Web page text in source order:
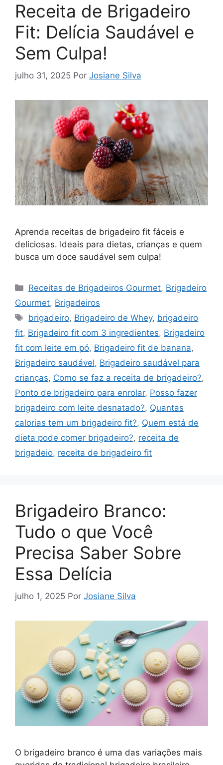
Receita de Brigadeiro
Fit: Delícia Saudável e
Sem Culpa!
julho 31, 2025 Por Josiane Silva
Aprenda receitas de brigadeiro fit fáceis e
deliciosas. Ideais para dietas, crianças e quem
busca um doce saudável sem culpa!
Categorias
Receitas de Brigadeiros Gourmet, Brigadeiro
Gourmet, Brigadeiros
Tags
brigadeiro, Brigadeiro de Whey, brigadeiro
fit, Brigadeiro fit com 3 ingredientes, Brigadeiro
fit com leite em pó, Brigadeiro fit de banana,
Brigadeiro saudável, Brigadeiro saudável para
crianças, Como se faz a receita de brigadeiro?,
Ponto de brigadeiro para enrolar, Posso fazer
brigadeiro com leite desnatado?, Quantas
calorias tem um brigadeiro fit?, Quem está de
dieta pode comer brigadeiro?, receita de
brigadeio, receita de brigadeiro fit
Brigadeiro Branco:
Tudo o que Você
Precisa Saber Sobre
Essa Delícia
julho 1, 2025 Por Josiane Silva
O brigadeiro branco é uma das variações mais